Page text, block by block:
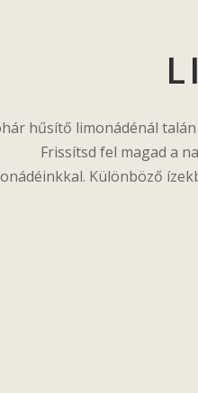
hűsítő limonádénál
Frissítsd fel magad a
Különböző